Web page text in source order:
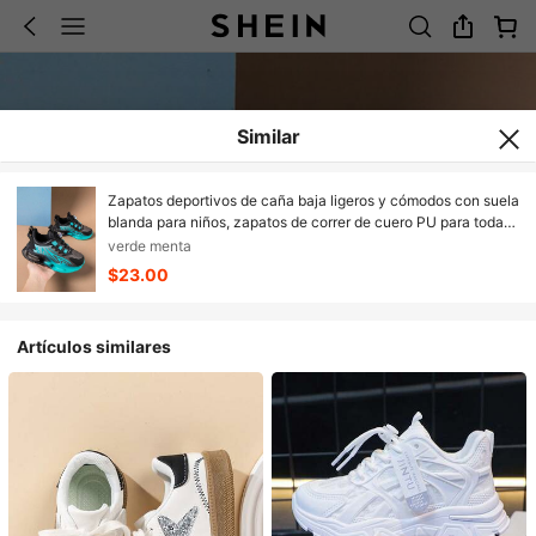
Similar
Zapatos deportivos de caña baja ligeros y cómodos con suela
blanda para niños, zapatos de correr de cuero PU para todas
las estaciones, zapatos casuales de moda ajustables para
estudiantes, zapatos planos, zapatos de skate para niños
preadolescentes, zapatos de viaje adecuados para
verde menta
$23.00
Artículos similares